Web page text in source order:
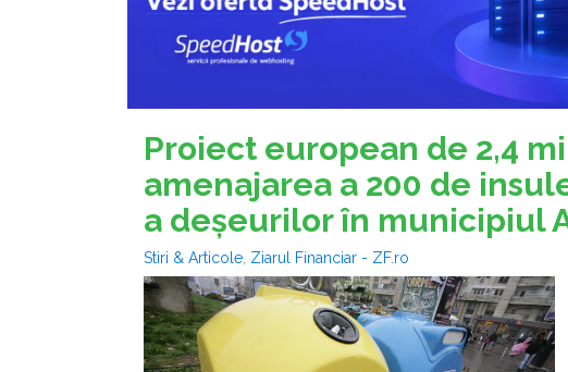
Proiect european de 2,4
amenajarea a 200 de
a deşeurilor în municipiul
Stiri & Articole Ziarul Financiar - ZF.ro